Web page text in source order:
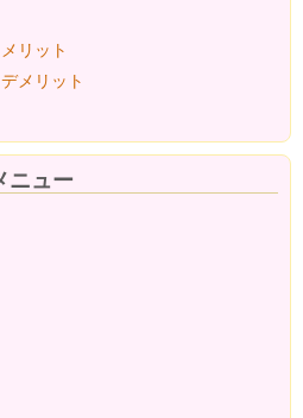
リット
メリット
ニュー